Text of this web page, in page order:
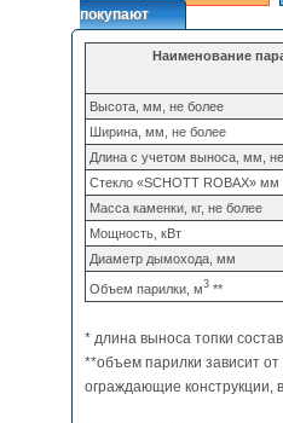
покупают
Наименование
Высота, мм, не более
Ширина, мм, не более
Длина с учетом выноса, мм,
Стекло «SCHOTT ROBAX» мм
Масса каменки, кг, не более
Мощность, кВт
Диаметр дымохода, мм
Объем парилки, м3 **
* длина выноса топки
**объем парилки зависит
ограждающие конструкции,